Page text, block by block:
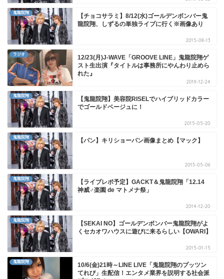
鬼龍院翔
【チョコサラミ】8/12(水)ゴールデンボンバー鬼
龍院翔、しずるの単独ライブに行く※画像あり
2015-08-13
ラジオ
12/23(月)J-WAVE「GROOVE LINE」鬼龍院翔ゲ
スト生出演『タイトルは事務所にやんわり止めら
れた』
2019-12-24
鬼龍院翔
【鬼龍院翔】美容院RISELでハイブリッドカラー
でゴールドベージュに！
2015-05-20
鬼龍院翔 【パン】キリショーパン画像まとめ【マック】
2013-05-06
鬼龍院翔
【ライブレポ予定】GACKT＆鬼龍院翔「12.14
神威♂楽園 de マトメナ祭」
2014-12-20
鬼龍院翔
【SEKAI NO】ゴールデンボンバー鬼龍院翔がよ
くセカオワハウスに遊びに来るらしい【OWARI】
2015-01-15
鬼龍院翔
10/6(金)21時～LINE LIVE「鬼龍院翔のプッツン
てれび」生配信！エンタメ業界を説明する社会派